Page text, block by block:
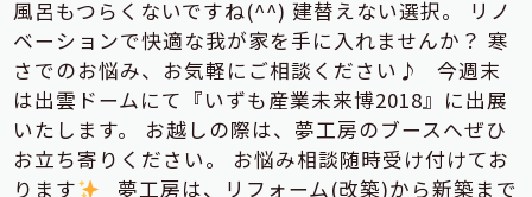
風呂もつらくないですね(^^) 建替えない選択。 リノ
ベーションで快適な我が家を手に入れませんか？ 寒
さでのお悩み、お気軽にご相談ください♪ 今週末
は出雲ドームにて『いずも産業未来博2018』に出展
いたします。 お越しの際は、夢工房のブースへぜひ
お立ち寄りください。 お悩み相談随時受け付けてお
ります
夢工房は、リフォーム(改築)から新築まで